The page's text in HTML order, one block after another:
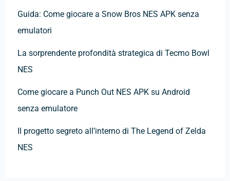
Guida: Come giocare a Snow Bros NES APK senza
emulatori
La sorprendente profondità strategica di Tecmo Bowl
NES
Come giocare a Punch Out NES APK su Android
senza emulatore
Il progetto segreto all’interno di The Legend of Zelda
NES